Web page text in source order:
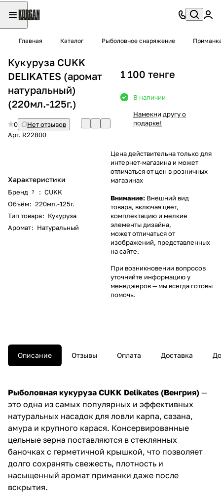
Главная Каталог Рыболовное снаряжение
Кукуруза CUKK
DELIKATES (аромат
натуральный)
(220мл.-125г.)
0
Нет отзывов
Арт. R22800
Характеристики
Бренд ? : CUKK
Объём: 220мл.-125г.
Тип товара: Кукуруза
Аромат: Натуральный
1 100 тенге
В наличии
Намекни другу о
подарке!
Цена действительна только для
интернет-магазина и может
отличаться от цен в розничных
магазинах
Внимание: Внешний вид
товара, включая цвет,
комплектацию и мелкие
элементы дизайна,
может отличаться от
изображений, представленных
на сайте.
При возникновении вопросов
уточняйте информацию у
менеджеров— мы всегда готовы
помочь.
Описание Отзывы Оплата Доставка
Рыболовная кукуруза CUKK Delikates (Венгрия) —
это одна из самых популярных и эффективных
натуральных насадок для ловли карпа, сазана,
амура и крупного карася. Консервированные
цельные зерна поставляются в стеклянных
баночках с герметичной крышкой, что позволяет
долго сохранять свежесть, плотность и
насыщенный аромат приманки даже после
вскрытия.